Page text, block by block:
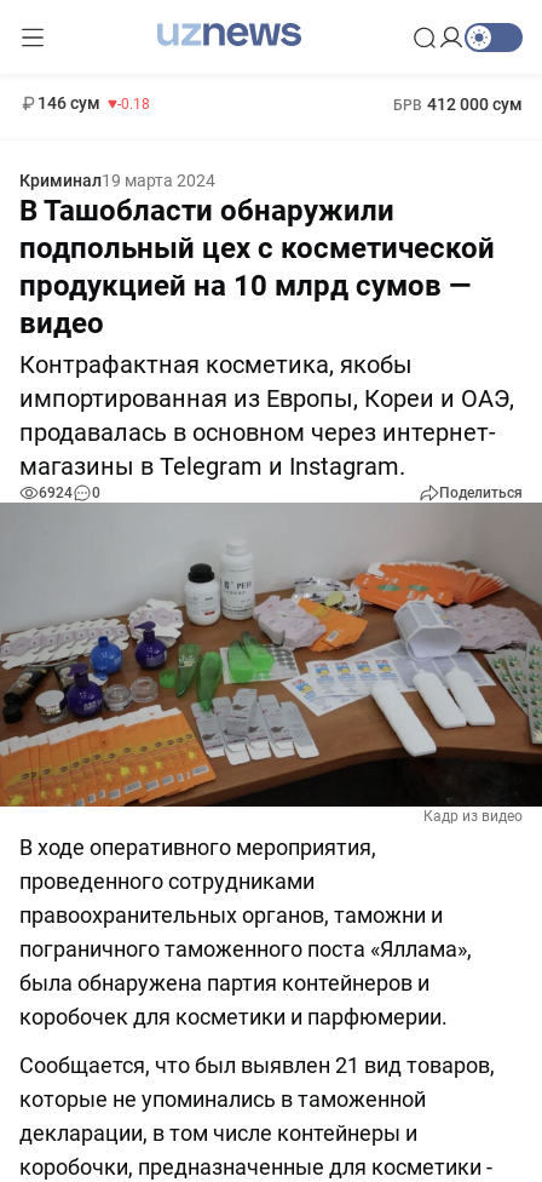
146 сум -0.18 БРВ 412 000 сум
Криминал19 марта 2024
В Ташобласти обнаружили
подпольный цех с косметической
продукцией на 10 млрд сумов —
видео
Контрафактная косметика, якобы
импортированная из Европы, Кореи и ОАЭ,
продавалась в основном через интернет-
магазины в Telegram и Instagram.
6924 0 Поделиться
Кадр из видео
В ходе оперативного мероприятия,
проведенного сотрудниками
правоохранительных органов, таможни и
пограничного таможенного поста «Яллама»,
была обнаружена партия контейнеров и
коробочек для косметики и парфюмерии.
Сообщается, что был выявлен 21 вид товаров,
которые не упоминались в таможенной
декларации, в том числе контейнеры и
коробочки, предназначенные для косметики -